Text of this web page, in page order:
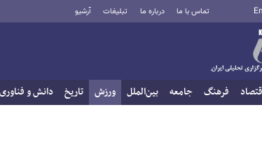
تماس با ما درباره ما تبلیغات آرشیو
فرهنگ جامعه بین‌الملل ورزش تاریخ دانش و فناوری